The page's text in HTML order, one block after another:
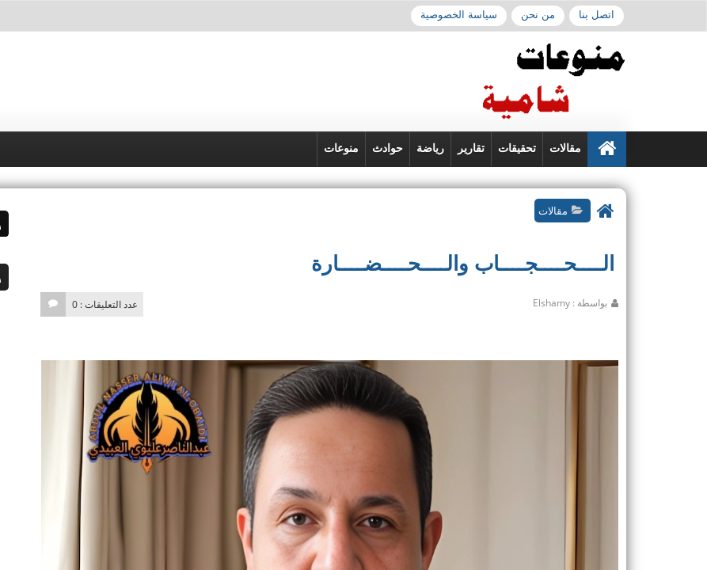
اتصل بنا من نحن سياسة الخصوصية
مقالات تحقيقات تقارير رياضة حوادث منوعات
مقالات
الــــحــــجــــاب والــــحــــضــــارة
عدد التعليقات : 0 بواسطة : Elshamy